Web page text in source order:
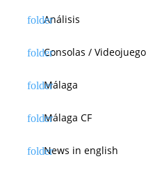
Análisis
Consolas /
Málaga
Málaga CF
News in english